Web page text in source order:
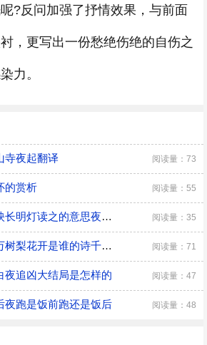
?反问加强了抒情效果，与前面
，更写出一份愁绝伤绝的自伤之
力。
寺夜起翻译 阅读量：73
的赏析 阅读量：55
夜潜出坐佛膝上执策映长明灯读之的意思夜潜出坐佛膝上执策映长明灯读之怎么翻译 阅读量：35
忽如一夜春风来千树万树梨花开是谁的诗千树万树梨花开是哪一首诗 阅读量：71
夜追凶大结局是怎样的 阅读量：47
夜跑是饭前跑还是饭后 阅读量：48